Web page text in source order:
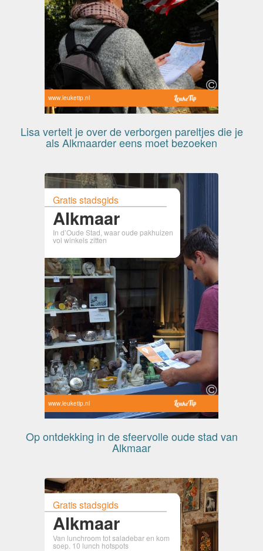
www.leuketip.nl
Lisa vertelt je over de verborgen pareltjes die je
als Alkmaarder eens moet bezoeken
Gratis stadsgids
Alkmaar
In d’Oude Stad, waar oude pakhuizen
vol winkels zitten
www.leuketip.nl
Op ontdekking in de sfeervolle oude stad van
Alkmaar
Gratis stadsgids
Alkmaar
Van lunchroom tot saladebar en kom
soep. 10 lunch hotspots